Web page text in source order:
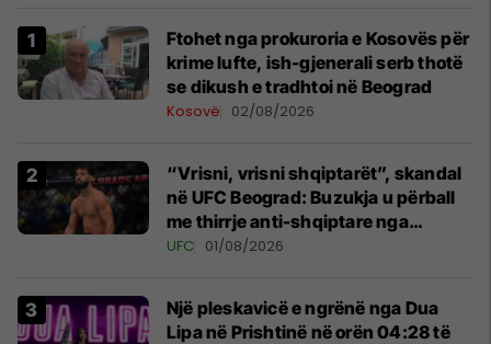
Ftohet nga prokuroria e Kosovës për
krime lufte, ish-gjenerali serb thotë
se dikush e tradhtoi në Beograd
Kosovë 02/08/2026
“Vrisni, vrisni shqiptarët”, skandal
në UFC Beograd: Buzukja u përball
me thirrje anti-shqiptare nga
tribunat
UFC 01/08/2026
Një pleskavicë e ngrënë nga Dua
Lipa në Prishtinë në orën 04:28 të